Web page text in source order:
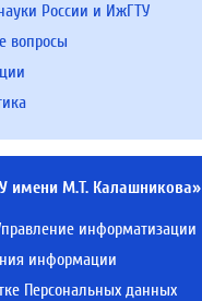
России и ИжГТУ
вопросы
имени М.Т. Калашникова»
информатизации
информации
Персональных данных